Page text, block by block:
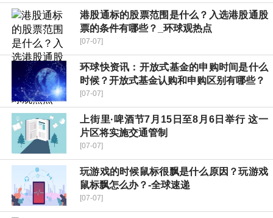
港股通标的股票范围是什么？入选港股通股
票的条件有哪些？_环球观热点
[07-07]
环球快资讯：开放式基金的申购时间是什么
时候？开放式基金认购和申购区别有哪些？
[07-07]
上街里·啤酒节7月15日至8月6日举行 这一
片区将实施交通管制
[07-07]
玩游戏的时候鼠标很飘是什么原因？玩游戏
鼠标飘怎么办？-全球速递
[07-07]